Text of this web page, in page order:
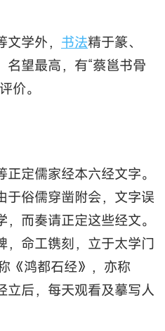
学外， 书法精于篆、
名望最高，有“蔡邕书骨
价。
定儒家经本六经文字。
于俗儒穿凿附会，文字误
而奏请正定这些经文。
，命工镌刻，立于太学门
《鸿都石经》，亦称
立后，每天观看及摹写人